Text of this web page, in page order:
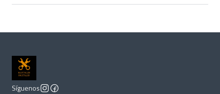
Síguenos